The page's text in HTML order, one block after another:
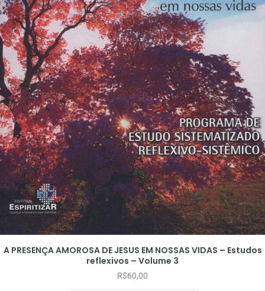
A PRESENÇA AMOROSA DE JESUS EM NOSSAS VIDAS – Estudos
reflexivos – Volume 3
R$60,00